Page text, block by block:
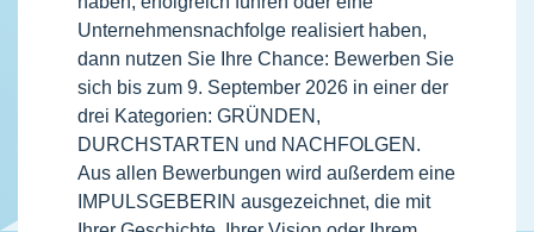
Unternehmensnachfolge realisiert haben,
dann nutzen Sie Ihre Chance: Bewerben Sie
sich bis zum 9. September 2026 in einer der
drei Kategorien: GRÜNDEN,
DURCHSTARTEN und NACHFOLGEN.
Aus allen Bewerbungen wird außerdem eine
IMPULSGEBERIN ausgezeichnet, die mit